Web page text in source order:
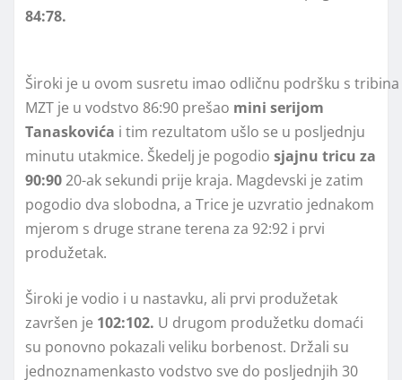
84:78.
Široki je u ovom susretu imao odličnu podršku s tribina
MZT je u vodstvo 86:90 prešao mini serijom
Tanaskovića i tim rezultatom ušlo se u posljednju
minutu utakmice. Škedelj je pogodio sjajnu tricu za
90:9020-ak sekundi prije kraja. Magdevski je zatim
pogodio dva slobodna, a Trice je uzvratio jednakom
mjerom s druge strane terena za 92:92 i prvi
produžetak.
Široki je vodio i u nastavku, ali prvi produžetak
završen je 102:102. U drugom produžetku domaći
su ponovno pokazali veliku borbenost. Držali su
jednoznamenkasto vodstvo sve do posljednjih 30